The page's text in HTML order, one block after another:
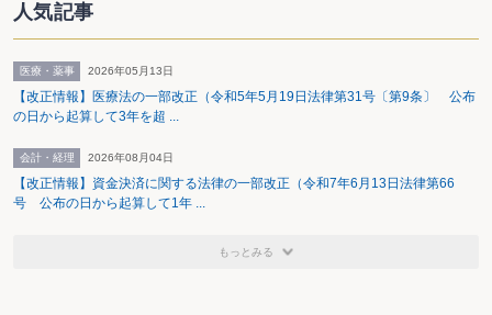
人気記事
医療・薬事 2026年05月13日
【改正情報】医療法の一部改正（令和5年5月19日法律第31号〔第9条〕 公布
の日から起算して3年を超 ...
会計・経理 2026年08月04日
【改正情報】資金決済に関する法律の一部改正（令和7年6月13日法律第66
号 公布の日から起算して1年 ...
もっとみる